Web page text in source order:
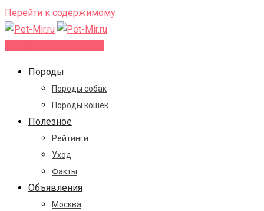
Перейти к содержимому
Породы
Породы собак
Породы кошек
Полезное
Рейтинги
Уход
Факты
Объявления
Москва